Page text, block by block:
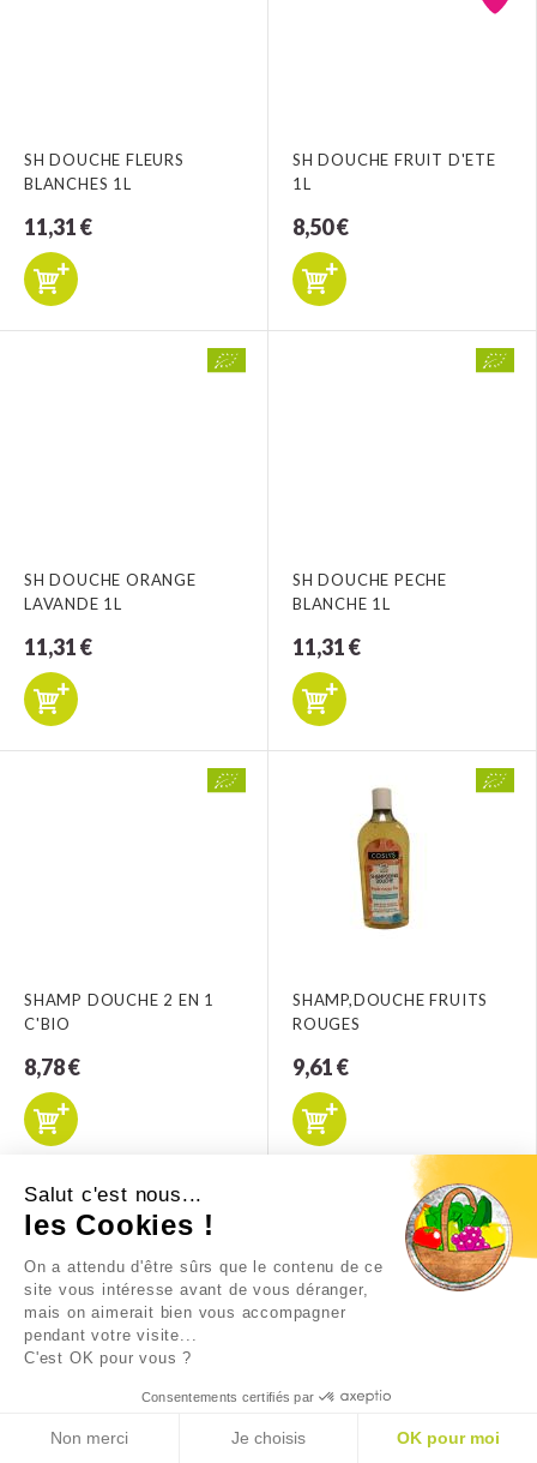
Salut c'est nous...
les Cookies !
On a attendu d'être sûrs que le contenu de ce
site vous intéresse avant de vous déranger,
mais on aimerait bien vous accompagner
pendant votre visite...
C'est OK pour vous ?
Consentements certifiés par
Non merci Je choisis OK pour moi
SH DOUCHE FLEURS
BLANCHES 1L
11,31 €
SH DOUCHE FRUIT D'ETE
1L
8,50 €
SH DOUCHE ORANGE
LAVANDE 1L
11,31 €
SH DOUCHE PECHE
BLANCHE 1L
11,31 €
SHAMP DOUCHE 2 EN 1
C'BIO
8,78 €
SHAMP,DOUCHE FRUITS
ROUGES
9,61 €
LA RUCHE